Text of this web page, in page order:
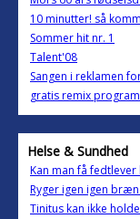
10 minutter! så
Sommer hit nr. 1
Talent'08
Sangen i reklamen
gratis remix
Helse & Sundhed
Kan man få fedtlever
Ryger igen igen
Tinitus kan ikke